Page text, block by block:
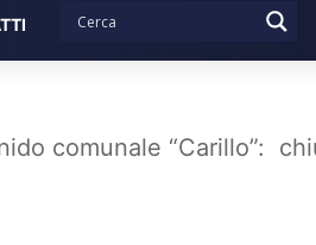
comunale “Carillo”: